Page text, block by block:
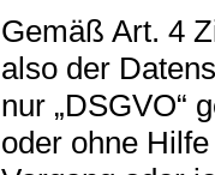
Gemäß Art. 4
also der
nur „DSGVO“
oder ohne